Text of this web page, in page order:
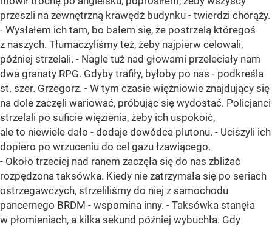
przeszli na zewnętrzną krawędź budynku - twierdzi chorąży.
- Wysłałem ich tam, bo bałem się, że postrzelą któregoś
z naszych. Tłumaczyliśmy też, żeby najpierw celowali,
później strzelali. - Nagle tuż nad głowami przeleciały nam
dwa granaty RPG. Gdyby trafiły, byłoby po nas - podkreśla
st. szer. Grzegorz. - W tym czasie więźniowie znajdujący się
na dole zaczęli wariować, próbując się wydostać. Policjanci
strzelali po suficie więzienia, żeby ich uspokoić,
ale to niewiele dało - dodaje dowódca plutonu. - Uciszyli ich
dopiero po wrzuceniu do cel gazu łzawiącego.
- Około trzeciej nad ranem zaczęła się do nas zbliżać
rozpędzona taksówka. Kiedy nie zatrzymała się po seriach
ostrzegawczych, strzeliliśmy do niej z samochodu
pancernego BRDM - wspomina inny. - Taksówka stanęła
w płomieniach, a kilka sekund później wybuchła. Gdy